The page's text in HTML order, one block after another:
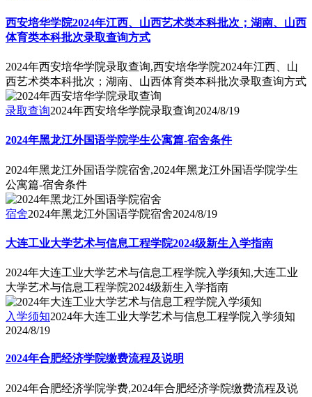
西安培华学院2024年江西、山西艺术类本科批次；湖南、山西
体育类本科批次录取查询方式
2024年西安培华学院录取查询,西安培华学院2024年江西、山
西艺术类本科批次；湖南、山西体育类本科批次录取查询方式
录取查询2024年西安培华学院录取查询2024/8/19
2024年黑龙江外国语学院学生公寓篇-宿舍条件
2024年黑龙江外国语学院宿舍,2024年黑龙江外国语学院学生
公寓篇-宿舍条件
宿舍2024年黑龙江外国语学院宿舍2024/8/19
大连工业大学艺术与信息工程学院2024级新生入学指南
2024年大连工业大学艺术与信息工程学院入学须知,大连工业
大学艺术与信息工程学院2024级新生入学指南
入学须知2024年大连工业大学艺术与信息工程学院入学须知
2024/8/19
2024年合肥经济学院缴费流程及说明
2024年合肥经济学院学费,2024年合肥经济学院缴费流程及说